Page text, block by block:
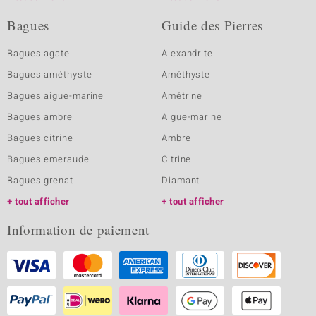
Bagues
Bagues agate
Bagues améthyste
Bagues aigue-marine
Bagues ambre
Bagues citrine
Bagues emeraude
Bagues grenat
tout afficher
Guide des Pierres
Alexandrite
Améthyste
Amétrine
Aigue-marine
Ambre
Citrine
Diamant
tout afficher
Information de paiement